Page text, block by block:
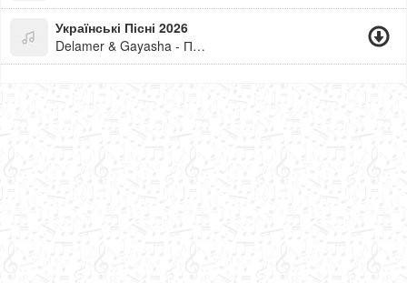
Українські Пісні 2026
Delamer & Gayasha - Проблеми Бай-Бай